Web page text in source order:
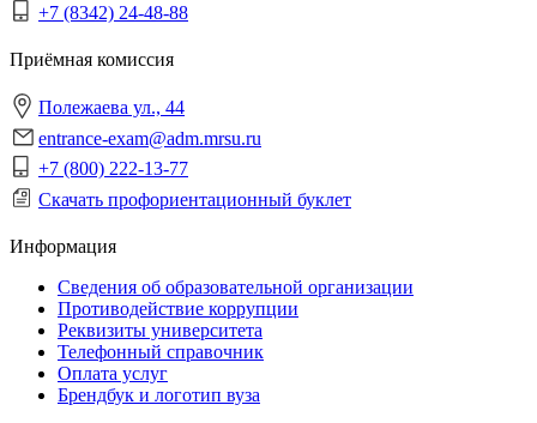
+7 (8342) 24-48-88
Приёмная комиссия
Полежаева ул., 44
entrance-exam@adm.mrsu.ru
+7 (800) 222-13-77
Скачать профориентационный буклет
Информация
Сведения об образовательной организации
Противодействие коррупции
Реквизиты университета
Телефонный справочник
Оплата услуг
Брендбук и логотип вуза